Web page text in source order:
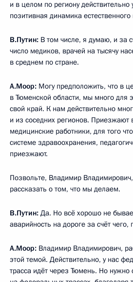
и в целом по региону действительно
позитивная динамика
В.Путин: В том числе, я думаю, и за
число медиков, врачей на тысячу
в среднем по стране.
А.Моор: Могу предположить, что в
в Тюменской области, мы много для
свой край. К нам действительно
и из соседних регионов. Приезжают
медицинские работники, для того
системе здравоохранения,
приезжают.
Позвольте, Владимир
рассказать о том, что мы делаем.
В.Путин: Да. Но всё хорошо не
аварийность на дороге за счёт чего,
А.Моор: Владимир Владимирович,
этой темой. Действительно, у нас
трасса идёт через Тюмень. Но нужно